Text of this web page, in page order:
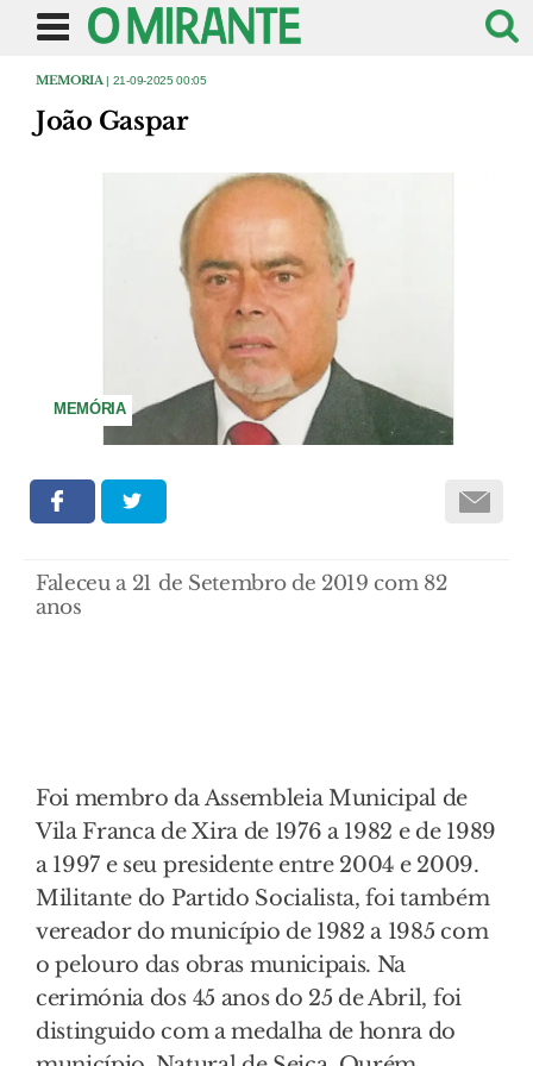
MEMORIA | 21-09-2025 00:05
João Gaspar
MEMÓRIA
Faleceu a 21 de Setembro de 2019 com 82
anos
Foi membro da Assembleia Municipal de
Vila Franca de Xira de 1976 a 1982 e de 1989
a 1997 e seu presidente entre 2004 e 2009.
Militante do Partido Socialista, foi também
vereador do município de 1982 a 1985 com
o pelouro das obras municipais. Na
cerimónia dos 45 anos do 25 de Abril, foi
distinguido com a medalha de honra do